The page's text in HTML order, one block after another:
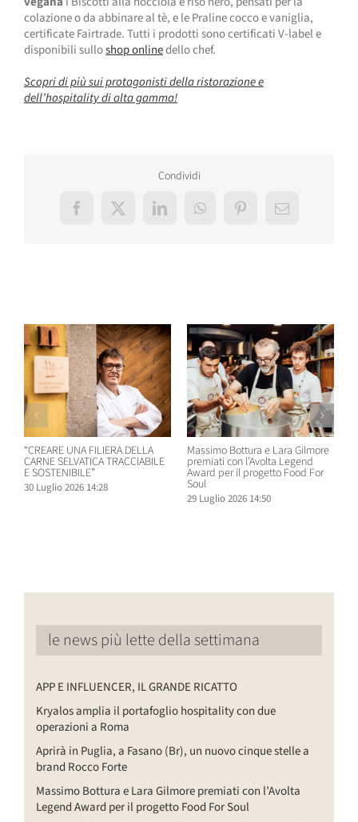
colazione o da abbinare al tè, e le Praline cocco e vaniglia,
certificate Fairtrade. Tutti i prodotti sono certificati V-label e
disponibili sulloshop onlinedello chef.
Scopri di più sui protagonisti della ristorazione e
dell’hospitality di alta gamma!
Condividi
Facebook
X LinkedInWhatsAppPinterestEmail
“CREARE UNA FILIERA DELLA
CARNE SELVATICA TRACCIABILE
E SOSTENIBILE”
30 Luglio 2026 14:28
Massimo Bottura e Lara Gilmore
premiati con l’Avolta Legend
Award per il progetto Food For
Soul
29 Luglio 2026 14:50
le news più lette della settimana
APP E INFLUENCER, IL GRANDE RICATTO
Kryalos amplia il portafoglio hospitality con due
operazioni a Roma
Aprirà in Puglia, a Fasano (Br), un nuovo cinque stelle a
brand Rocco Forte
Massimo Bottura e Lara Gilmore premiati con l’Avolta
Legend Award per il progetto Food For Soul